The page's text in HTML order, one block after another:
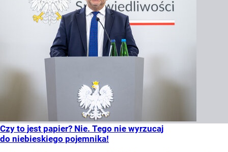
Czy to jest papier? Nie. Tego nie wyrzucaj
do niebieskiego pojemnika!